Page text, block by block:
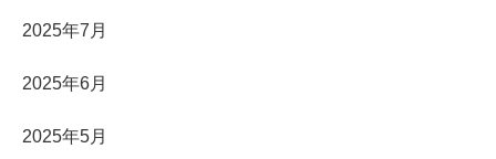
2025年7月
2025年6月
2025年5月